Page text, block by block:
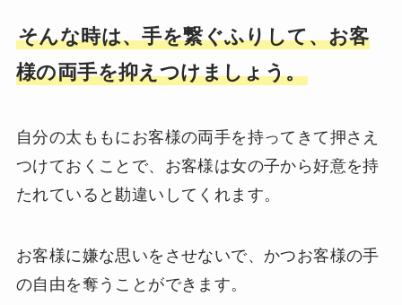
そんな時は、手を繋ぐふりして、お客
様の両手を抑えつけましょう。
自分の太ももにお客様の両手を持ってきて押さえ
つけておくことで、お客様は女の子から好意を持
たれていると勘違いしてくれます。
お客様に嫌な思いをさせないで、かつお客様の手
の自由を奪うことができます。